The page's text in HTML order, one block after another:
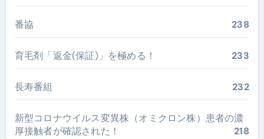
番協 238
育毛剤「返金(保証)」を極める！ 233
長寿番組 232
新型コロナウイルス変異株（オミクロン株）患者の濃
厚接触者が確認された！
218